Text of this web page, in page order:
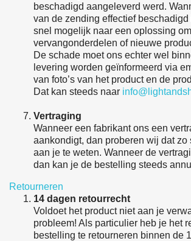
beschadigd aangeleverd werd.
van de zending effectief
snel mogelijk naar een oplossing om
vervangonderdelen of nieuwe
De schade moet ons echter wel
levering worden geïnformeerd via
van foto’s van het product en de
Dat kan steeds naar
Vertraging
Wanneer een fabrikant ons een
aankondigt, dan proberen wij dat zo
aan je te weten. Wanneer de
dan kan je de bestelling steeds
Retourneren
14 dagen retourrecht
Voldoet het product niet aan je
probleem! Als particulier heb je het
bestelling te retourneren binnen de